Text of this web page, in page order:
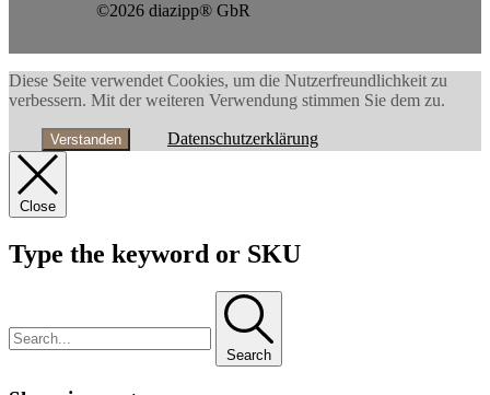
©2026 diazipp® GbR
Diese Seite verwendet Cookies, um die Nutzerfreundlichkeit zu
verbessern. Mit der weiteren Verwendung stimmen Sie dem zu.
Verstanden Datenschutzerklärung
Close
Type the keyword or SKU
Search